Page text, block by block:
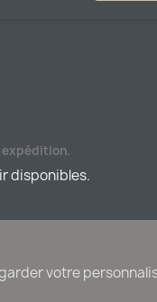
expédition.
disponibles.
votre